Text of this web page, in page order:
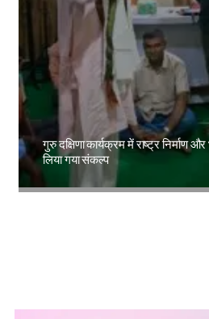
गुरु दक्षिणा कार्यक्रम में राष्ट्र निर्माण
लिया गया संकल्प